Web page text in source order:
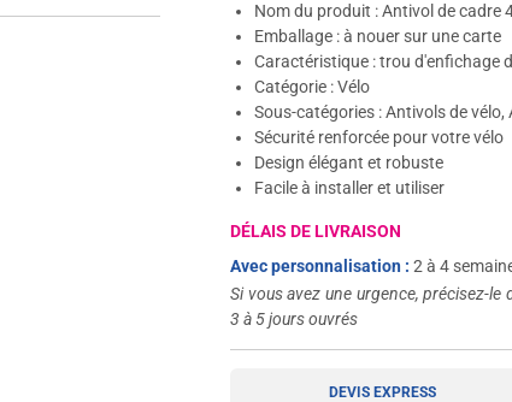
Nom du produit : Antivol de cadre
Emballage : à nouer sur une carte
Caractéristique : trou d'enfichage
Catégorie : Vélo
Sous-catégories : Antivols de vélo,
Sécurité renforcée pour votre vélo
Design élégant et robuste
Facile à installer et utiliser
DÉLAIS DE LIVRAISON
Avec personnalisation :2 à 4
Si vous avez une urgence, précisez-
3 à 5 jours ouvrés
DEVIS EXPRESS